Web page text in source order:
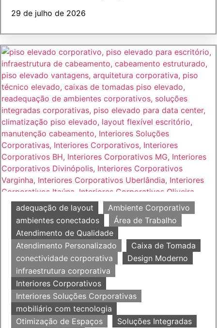
29 de julho de 2026
adequação de layout
Ambiente Corporativo
ambientes conectados
Área de Trabalho
Atendimento de Qualidade
Atendimento Personalizado
Caixa de Tomada
conectividade corporativa
Design Moderno
infraestrutura corporativa
Interiores Corporativos
Interiores Soluções Corporativas
mobiliário com tecnologia
Otimização de Espaços
Soluções Integradas